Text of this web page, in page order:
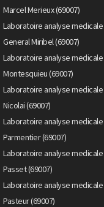
Marcel Merieux (69007)
Laboratoire analyse medicale
General Miribel (69007)
Laboratoire analyse medicale
Montesquieu (69007)
Laboratoire analyse medicale
Nicolai (69007)
Laboratoire analyse medicale
Parmentier (69007)
Laboratoire analyse medicale
Passet (69007)
Laboratoire analyse medicale
Pasteur (69007)